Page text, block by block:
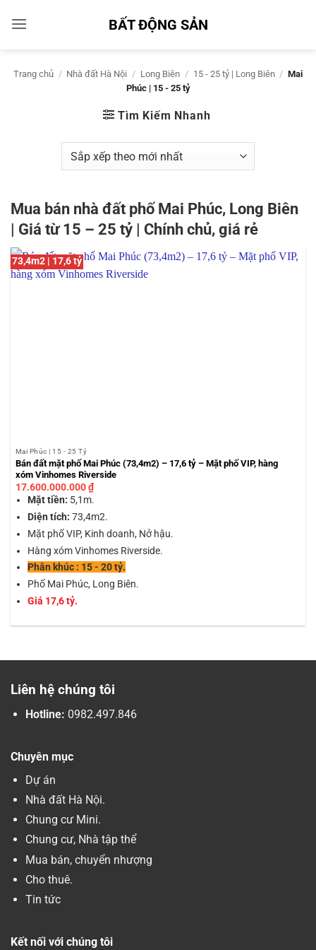
qua
BẤT ĐỘNG SẢN
Trang chủ / Nhà đất Hà Nội / Long Biên / 15 - 25 tỷ | Long Biên / Mai
Phúc | 15 - 25 tỷ
Tìm Kiếm Nhanh
Mua bán nhà đất phố Mai Phúc, Long Biên
| Giá từ 15 – 25 tỷ | Chính chủ, giá rẻ
73,4m2 | 17,6 tỷ
Mai Phúc | 15 - 25 Tỷ
Bán đất mặt phố Mai Phúc (73,4m2) – 17,6 tỷ – Mặt phố VIP, hàng
xóm Vinhomes Riverside
17.600.000.000₫
Mặt tiền: 5,1m.
Diện tích: 73,4m2.
Mặt phố VIP, Kinh doanh, Nở hậu.
Hàng xóm Vinhomes Riverside.
Phân khúc : 15 - 20 tỷ.
Phố Mai Phúc, Long Biên.
Giá 17,6 tỷ.
Liên hệ chúng tôi
Hotline: 0982.497.846
Chuyên mục
Dự án
Nhà đất Hà Nội.
Chung cư Mini.
Chung cư, Nhà tập thể
Mua bán, chuyển nhượng
Cho thuê.
Tin tức
Kết nối với chúng tôi